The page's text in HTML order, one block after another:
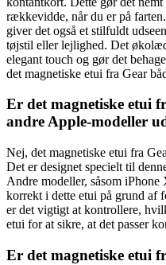
rækkevidde, når du er på
giver det også et stilfuldt
tøjstil eller lejlighed. Det
elegant touch og gør det
det magnetiske etui fra Gear
Er det magnetiske etui
andre Apple-modeller
Nej, det magnetiske etui fra
Det er designet specielt til
Andre modeller, såsom
korrekt i dette etui på grund af
er det vigtigt at kontrollere,
etui for at sikre, at det passer
Er det magnetiske etui